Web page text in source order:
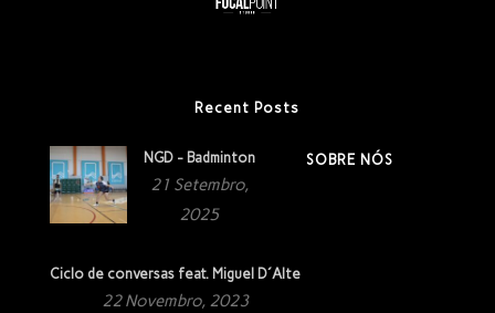
Recent Posts
NGD - Badminton
21 Setembro,
2025
Ciclo de conversas feat. Miguel D´Alte
22 Novembro, 2023
SOBRE NÓS